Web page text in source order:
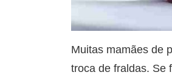
Muitas mamães de
troca de fraldas. Se